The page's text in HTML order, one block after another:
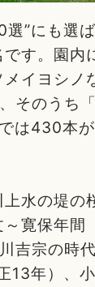
”にも選
す。園内
イヨシノ
そのうち「
は430本
水の堤の
～寛保年間
吉宗の時
13年）、